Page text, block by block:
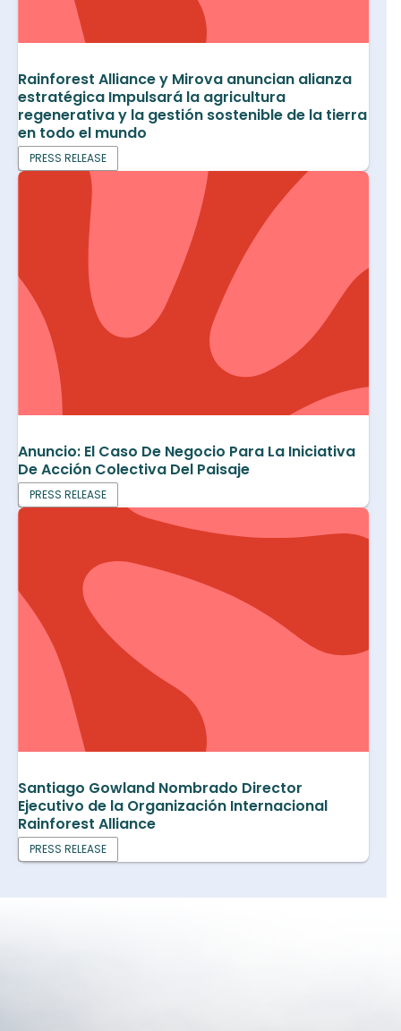
Rainforest Alliance y Mirova anuncian alianza
estratégica Impulsará la agricultura
regenerativa y la gestión sostenible de la tierra
en todo el mundo
PRESS RELEASE
Anuncio: El Caso De Negocio Para La Iniciativa
De Acción Colectiva Del Paisaje
PRESS RELEASE
Santiago Gowland Nombrado Director
Ejecutivo de la Organización Internacional
Rainforest Alliance
PRESS RELEASE